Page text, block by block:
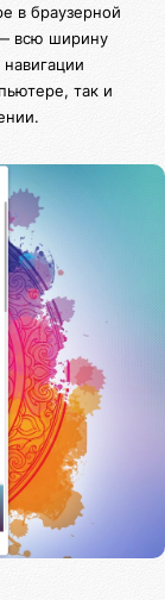
в браузерной
всю ширину
так и